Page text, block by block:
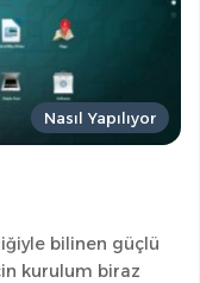
Nasıl Yapılıyor
bilinen güçlü
kurulum biraz